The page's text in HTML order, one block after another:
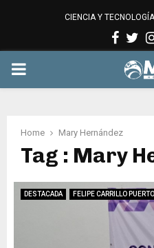
CIENCIA Y TECNOLOGÍA
PRIMARY
Home Mary Hernández
Tag : Mary
DESTACADA FELIPE CARRILLO PUERTO